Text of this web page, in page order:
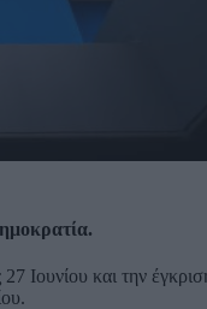
Ιουνίου και την